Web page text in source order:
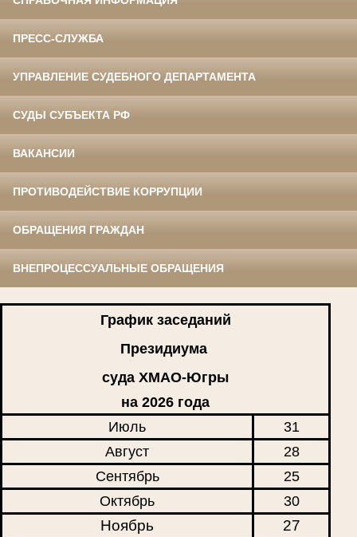
ПРЕСС-СЛУЖБА
УПРАВЛЕНИЕ СУДЕБНОГО ДЕПАРТАМЕНТА
СУДЫ СУБЪЕКТА РФ
ВАКАНСИИ
ПРОТИВОДЕЙСТВИЕ КОРРУПЦИИ
ОБРАЩЕНИЯ ГРАЖДАН
ВНЕПРОЦЕССУАЛЬНЫЕ ОБРАЩЕНИЯ
График заседаний
Президиума
суда ХМАО-Югры
на 2026 года
Июль
31
Август
28
Сентябрь
25
Октябрь
30
Ноябрь 27